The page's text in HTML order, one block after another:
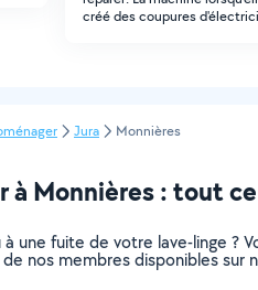
créé des coupures
Jura Monnières
Monnières : tout
une fuite de votre lave-linge
nos membres disponibles